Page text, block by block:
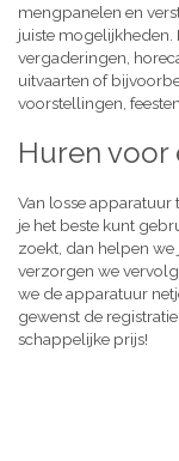
mengpanelen en
juiste mogelijkheden.
vergaderingen,
uitvaarten of
voorstellingen,
Huren voor
Van losse
je het beste kunt
zoekt, dan helpen we
verzorgen we
we de apparatuur
gewenst de
schappelijke prijs!